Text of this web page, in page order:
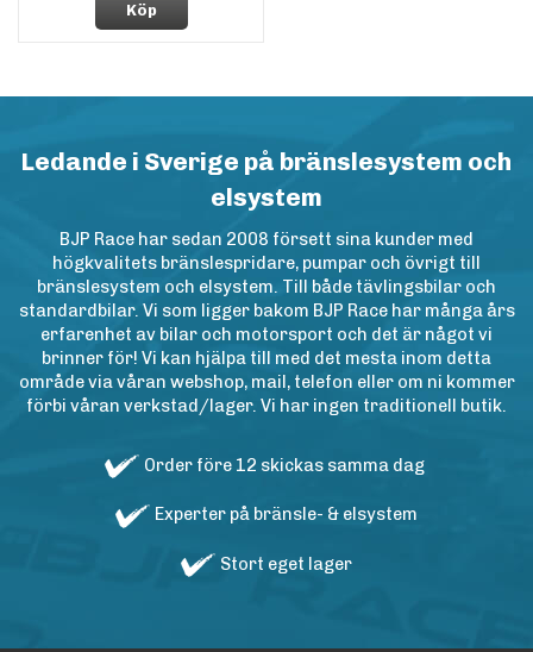
Köp
Ledande i Sverige på bränslesystem och
elsystem
BJP Race har sedan 2008 försett sina kunder med
högkvalitets bränslespridare, pumpar och övrigt till
bränslesystem och elsystem. Till både tävlingsbilar och
standardbilar. Vi som ligger bakom BJP Race har många års
erfarenhet av bilar och motorsport och det är något vi
brinner för! Vi kan hjälpa till med det mesta inom detta
område via våran webshop, mail, telefon eller om ni kommer
förbi våran verkstad/lager. Vi har ingen traditionell butik.
Order före 12 skickas samma dag
Experter på bränsle- & elsystem
Stort eget lager